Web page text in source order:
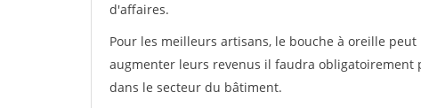
d'affaires.
Pour les meilleurs artisans, le bouche à oreille
augmenter leurs revenus il faudra
dans le secteur du bâtiment.